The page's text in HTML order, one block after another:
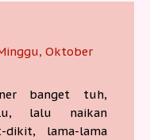
Oktober
banget tuh,
lalu naikan
dikit, lama-lama